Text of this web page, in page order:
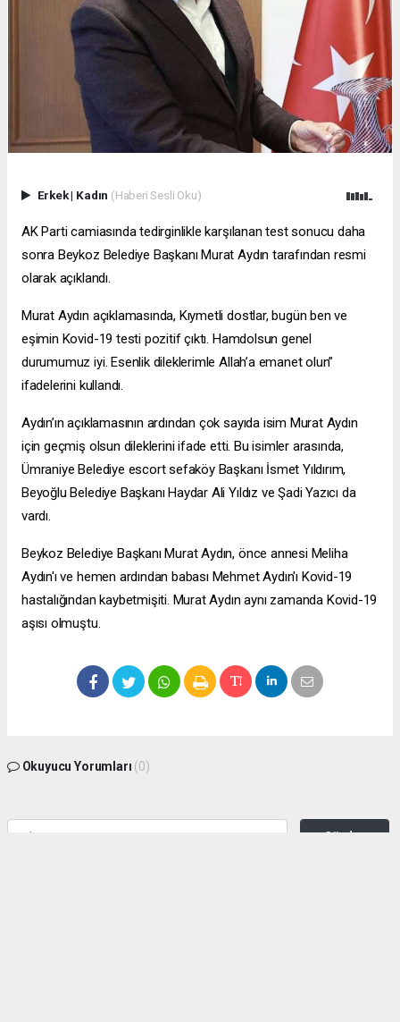
Erkek| Kadın (Haberi Sesli Oku)
AK Parti camiasında tedirginlikle karşılanan test sonucu daha
sonra Beykoz Belediye Başkanı Murat Aydın tarafından resmi
olarak açıklandı.
Murat Aydın açıklamasında, Kıymetli dostlar, bugün ben ve
eşimin Kovid-19 testi pozitif çıktı. Hamdolsun genel
durumumuz iyi. Esenlik dileklerimle Allah’a emanet olun”
ifadelerini kullandı.
Aydın’ın açıklamasının ardından çok sayıda isim Murat Aydın
için geçmiş olsun dileklerini ifade etti. Bu isimler arasında,
Ümraniye Belediye escort sefaköyBaşkanı İsmet Yıldırım,
Beyoğlu Belediye Başkanı Haydar Ali Yıldız ve Şadi Yazıcı da
vardı.
Beykoz Belediye Başkanı Murat Aydın, önce annesi Meliha
Aydın'ı ve hemen ardından babası Mehmet Aydın'ı Kovid-19
hastalığından kaybetmişiti. Murat Aydın aynı zamanda Kovid-19
aşısı olmuştu.
Okuyucu Yorumları (0)
Gönder